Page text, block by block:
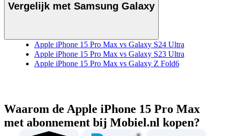
Vergelijk met Samsung Galaxy
Apple iPhone 15 Pro Max vs Galaxy S24 Ultra
Apple iPhone 15 Pro Max vs Galaxy S23 Ultra
Apple iPhone 15 Pro Max vs Galaxy Z Fold6
Waarom de Apple iPhone 15 Pro Max
met abonnement bij Mobiel.nl kopen?